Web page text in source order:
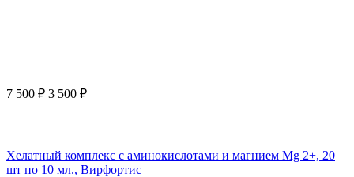
7 500 ₽ 3 500 ₽
Хелатный комплекс с аминокислотами и магнием Mg 2+, 20
шт по 10 мл., Вирфортис